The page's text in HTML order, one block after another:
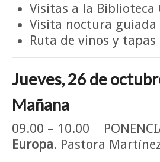
Visitas a la Biblioteca
Visita noctura guiada
Ruta de vinos y tapas
Jueves, 26 de
Mañana
09.00 – 10.00
Europa. Pastora